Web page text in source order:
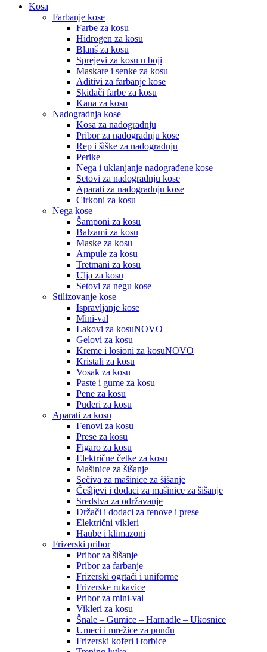
Kosa
Farbanje kose
Farbe za kosu
Hidrogen za kosu
Blanš za kosu
Sprejevi za kosu u boji
Maskare i senke za kosu
Aditivi za farbanje kose
Skidači farbe za kosu
Kana za kosu
Nadogradnja kose
Kosa za nadogradnju
Pribor za nadogradnju kose
Rep i šiške za nadogradnju
Perike
Nega i uklanjanje nadograđene kose
Setovi za nadogradnju kose
Aparati za nadogradnju kose
Cirkoni za kosu
Nega kose
Šamponi za kosu
Balzami za kosu
Maske za kosu
Ampule za kosu
Tretmani za kosu
Ulja za kosu
Setovi za negu kose
Stilizovanje kose
Ispravljanje kose
Mini-val
Lakovi za kosuNOVO
Gelovi za kosu
Kreme i losioni za kosuNOVO
Kristali za kosu
Vosak za kosu
Paste i gume za kosu
Pene za kosu
Puderi za kosu
Aparati za kosu
Fenovi za kosu
Prese za kosu
Figaro za kosu
Električne četke za kosu
Mašinice za šišanje
Sečiva za mašinice za šišanje
Češljevi i dodaci za mašinice za šišanje
Sredstva za održavanje
Držači i dodaci za fenove i prese
Električni vikleri
Haube i klimazoni
Frizerski pribor
Pribor za šišanje
Pribor za farbanje
Frizerski ogrtači i uniforme
Frizerske rukavice
Pribor za mini-val
Vikleri za kosu
Šnale – Gumice – Harnadle – Ukosnice
Umeci i mrežice za punđu
Frizerski koferi i torbice